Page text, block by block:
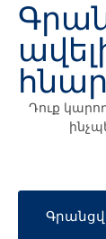
Դուք